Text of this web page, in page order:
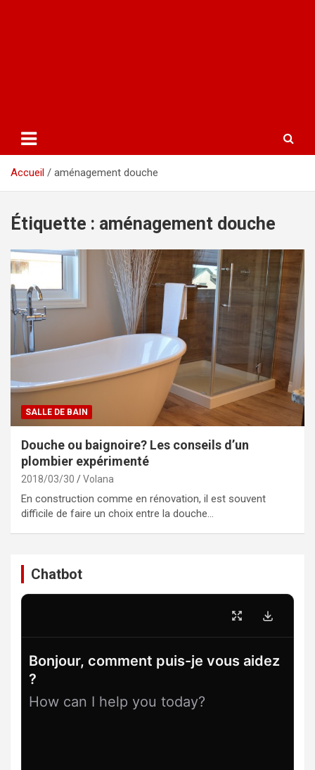
Accueil aménagement douche
Étiquette : aménagement douche
SALLE DE BAIN
Douche ou baignoire? Les conseils d’un
plombier expérimenté
2018/03/30 Volana
En construction comme en rénovation, il est souvent
difficile de faire un choix entre la douche…
Chatbot
Bonjour, comment puis-je vous aidez
?
How can I help you today?